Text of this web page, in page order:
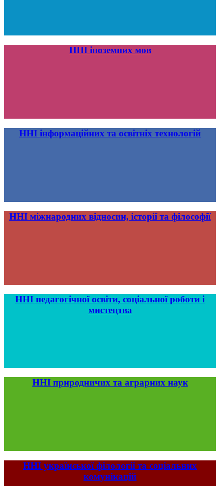
ННІ іноземних мов
ННІ інформаційних та освітніх технологій
ННІ міжнародних відносин, історії та філософії
ННІ педагогічної освіти, соціальної роботи і
мистецтва
ННІ природничих та аграрних наук
ННІ української філології та соціальних
комунікацій